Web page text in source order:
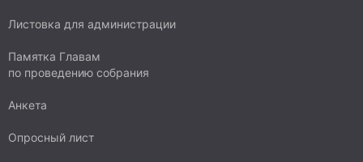
Листовка для администрации
Памятка Главам
по проведению собрания
Анкета
Опросный лист